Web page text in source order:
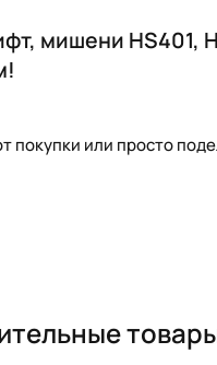
мишени HS401,
покупки или просто